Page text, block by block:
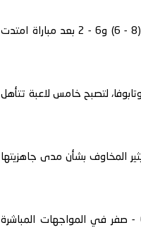
صعدت بيغولا بعد الفوز بمجموعتين دون رد على النمساوية أناستشيا بوتابوفا بنتيجة 7 - 6 (8 - 6) و6 - 2 بعد مباراة امتدت
لتصبح خامس لاعبة تتأهل
المخاوف بشأن مدى جاهزيتها
بهذا الفوز واصلت اللاعبة الأميركية تفوقها الكاسح على بوتابوفا بالتفوق عليها بنتيجة 6 - صفر في المواجهات المباشرة